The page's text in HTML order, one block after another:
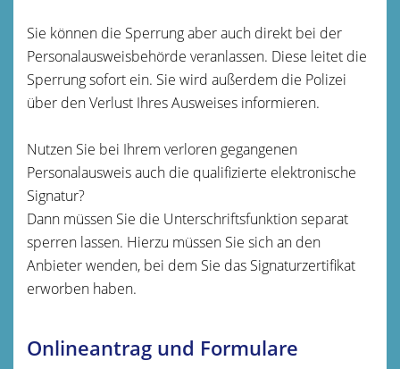
Sie können die Sperrung aber auch direkt bei der
Personalausweisbehörde veranlassen. Diese leitet die
Sperrung sofort ein. Sie wird außerdem die Polizei
über den Verlust Ihres Ausweises informieren.
Nutzen Sie bei Ihrem verloren gegangenen
Personalausweis auch die qualifizierte elektronische
Signatur?
Dann müssen Sie die Unterschriftsfunktion separat
sperren lassen. Hierzu müssen Sie sich an den
Anbieter wenden, bei dem Sie das Signaturzertifikat
erworben haben.
Onlineantrag und Formulare